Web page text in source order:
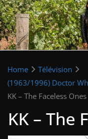
Home
Télévision
(1963/1996) Doctor
KK – The Faceless Ones
KK – The